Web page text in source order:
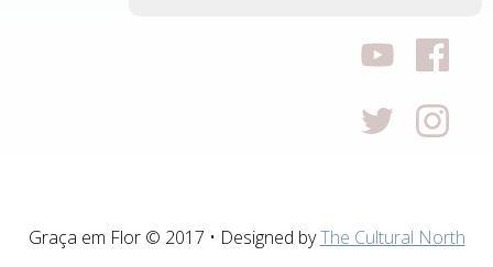
Graça em Flor © 2017 • Designed byThe Cultural North